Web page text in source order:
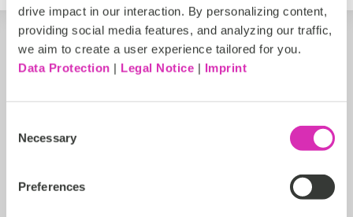
drive impact in our interaction. By personalizing content,
providing social media features, and analyzing our traffic,
we aim to create a user experience tailored for you.
Data Protection | Legal Notice | Imprint
Selection
Necessary
Preferences